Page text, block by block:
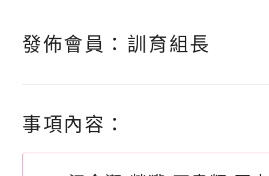
發佈會員： 訓育組長
事項內容：